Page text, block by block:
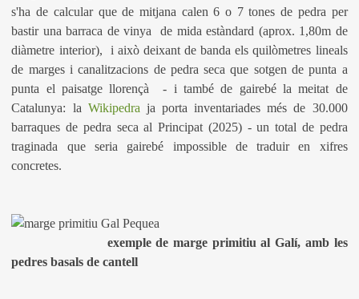
s'ha de calcular que de mitjana calen 6 o 7 tones de pedra per
bastir una barraca de vinya de mida estàndard (aprox. 1,80m de
diàmetre interior), i això deixant de banda els quilòmetres lineals
de marges i canalitzacions de pedra seca que sotgen de punta a
punta el paisatge llorençà - i també de gairebé la meitat de
Catalunya: la Wikipedra ja porta inventariades més de 30.000
barraques de pedra seca al Principat (2025) - un total de pedra
traginada que seria gairebé impossible de traduir en xifres
concretes.
exemple de marge primitiu al Galí, amb les
pedres basals de cantell